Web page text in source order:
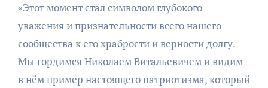
«Этот момент стал символом глубокого
уважения и признательности всего нашего
сообщества к его храбрости и верности долгу.
Мы гордимся Николаем Витальевичем и видим
в нём пример настоящего патриотизма, который